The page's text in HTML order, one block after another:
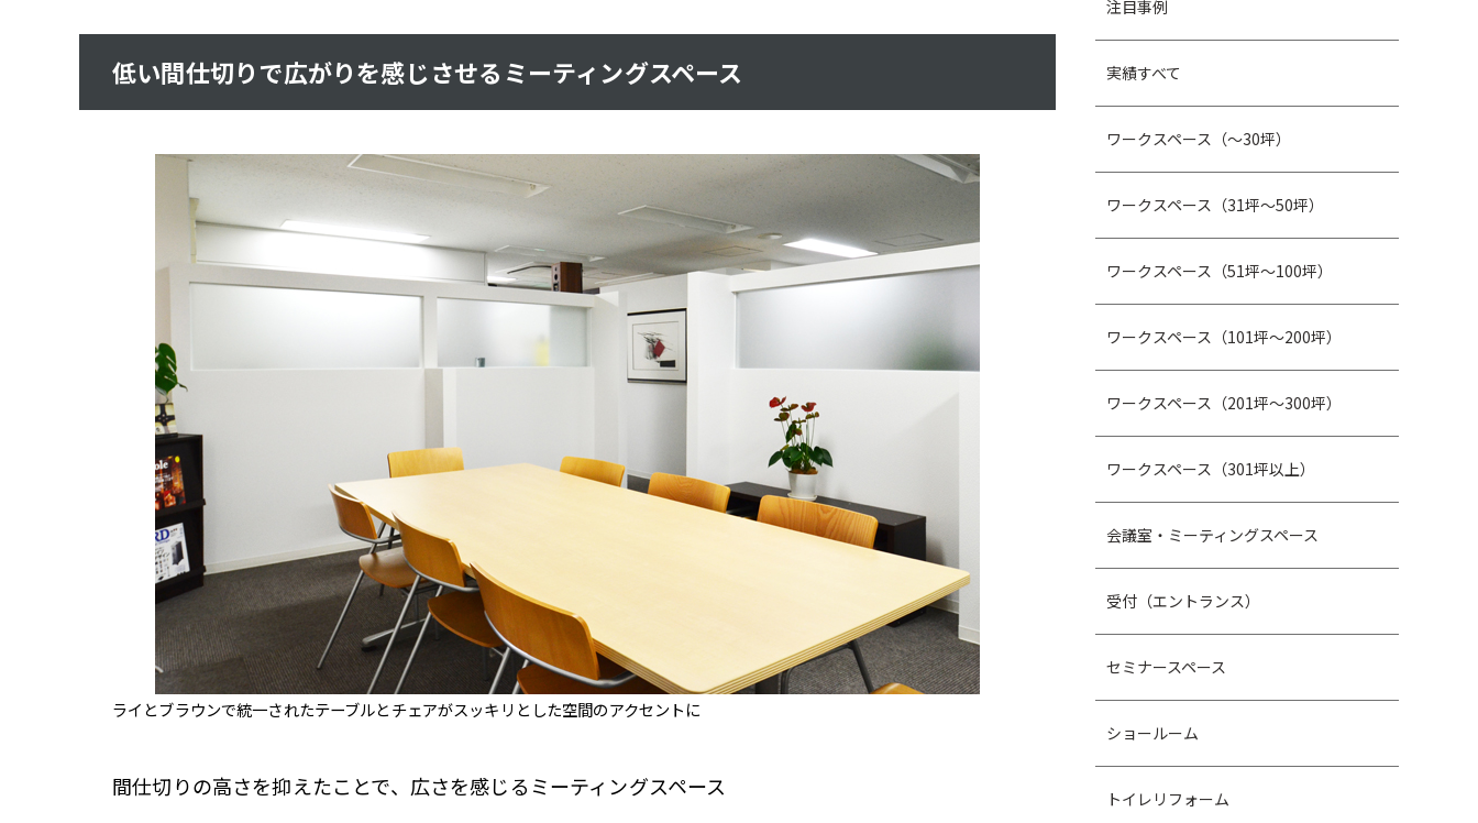
低い間仕切りで広がりを感じさせるミーティングスペース
ライとブラウンで統一されたテーブルとチェアがスッキリとした空間のアクセントに
間仕切りの高さを抑えたことで、広さを感じるミーティングスペース
注目事例
実績すべて
ワークスペース（～30坪）
ワークスペース（31坪〜50坪）
ワークスペース（51坪～100坪）
ワークスペース（101坪～200坪）
ワークスペース（201坪～300坪）
ワークスペース（301坪以上）
会議室・ミーティングスペース
受付（エントランス）
セミナースペース
ショールーム
トイレリフォーム